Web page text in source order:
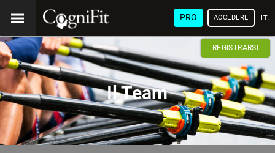
PRO ACCEDERE
REGISTRARSI
Il Team